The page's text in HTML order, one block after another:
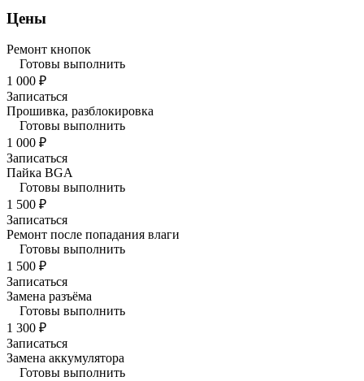
Цены
Ремонт кнопок
Готовы выполнить
1 000 ₽
Записаться
Прошивка, разблокировка
Готовы выполнить
1 000 ₽
Записаться
Пайка BGA
Готовы выполнить
1 500 ₽
Записаться
Ремонт после попадания влаги
Готовы выполнить
1 500 ₽
Записаться
Замена разъёма
Готовы выполнить
1 300 ₽
Записаться
Замена аккумулятора
Готовы выполнить